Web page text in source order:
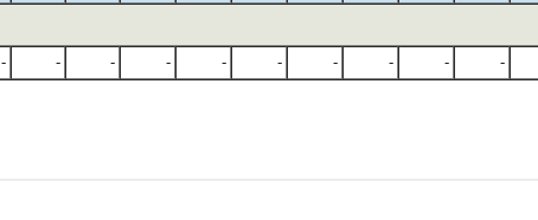
- - - - - - - - - -